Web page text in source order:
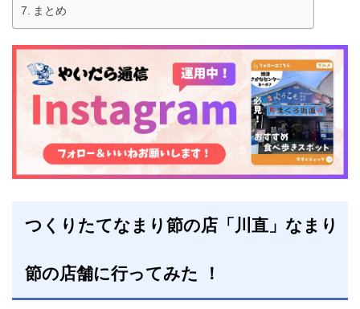
まとめ
つくりたてなまり節の店「川直」なまり
節の店舗に行ってみた ！